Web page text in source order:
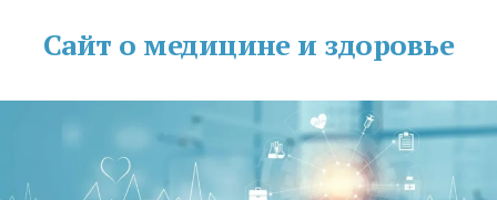
Сайт о медицине и здоровье